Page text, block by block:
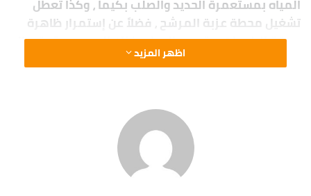
المياه بمستعمرة الحديد والصلب بكيما ، وكذا تعطل
تشغيل محطة عزبة المرشح ، فضلاً عن إستمرار ظاهرة
سرقة البلوعات ، وتسرب المياه بخزان المحمودية وتعطل
بعض الإشارات المرورية ، وعقب عرض هذه المشاكل شدد
الزمنية لإحتواء وإنهاء هذه المشاكل ، مع تشكيل لجنة
متخصصة من كلية الهندسة للتأكد من توافر المواصفات
الفنية في مشروع الخط الناقل لمياه الشرب من محطة
جبل شيشة إلي الخزان العلوى الجديد لقرية أبو الريش ،
اظهر المزيد